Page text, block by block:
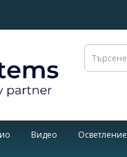
Видео Осветление